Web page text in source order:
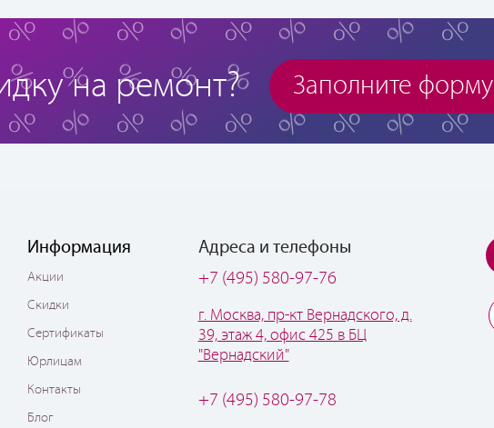
на ремонт? Заполните форму
Информация
Акции
Скидки
Сертификаты
Юрлицам
Контакты
Блог
Адреса и телефоны
+7 (495) 580-97-76
г. Москва, пр-кт Вернадского, д.
39, этаж 4, офис 425 в БЦ
"Вернадский"
+7 (495) 580-97-78